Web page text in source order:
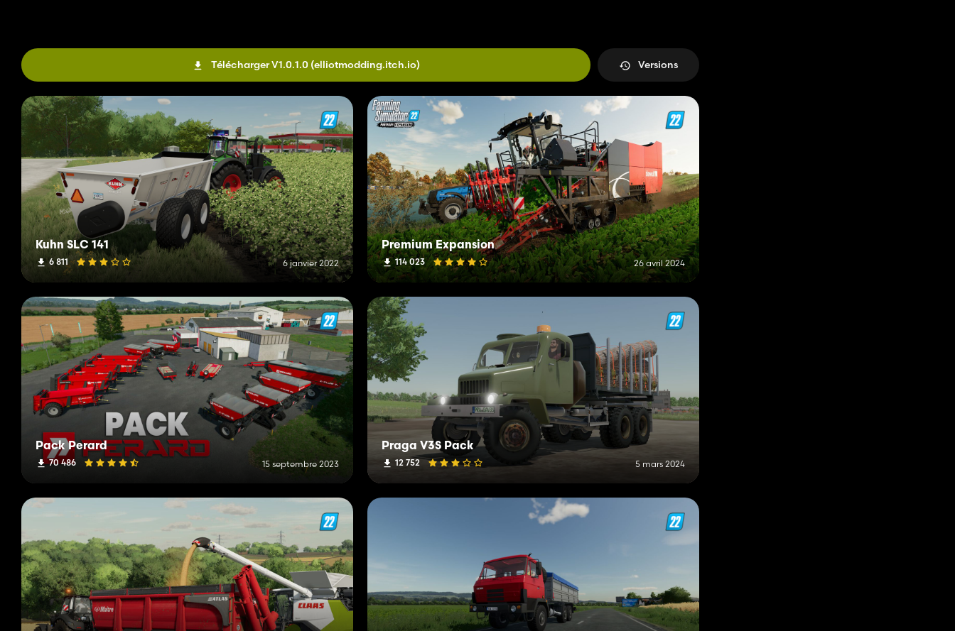
Télécharger V1.0.1.0 (elliotmodding.itch.io) Versions
Kuhn SLC 141
6 811 6 janvier 2022
Premium Expansion
114 023 26 avril 2024
Pack Perard
70 486 15 septembre 2023
Praga V3S Pack
12 752 5 mars 2024